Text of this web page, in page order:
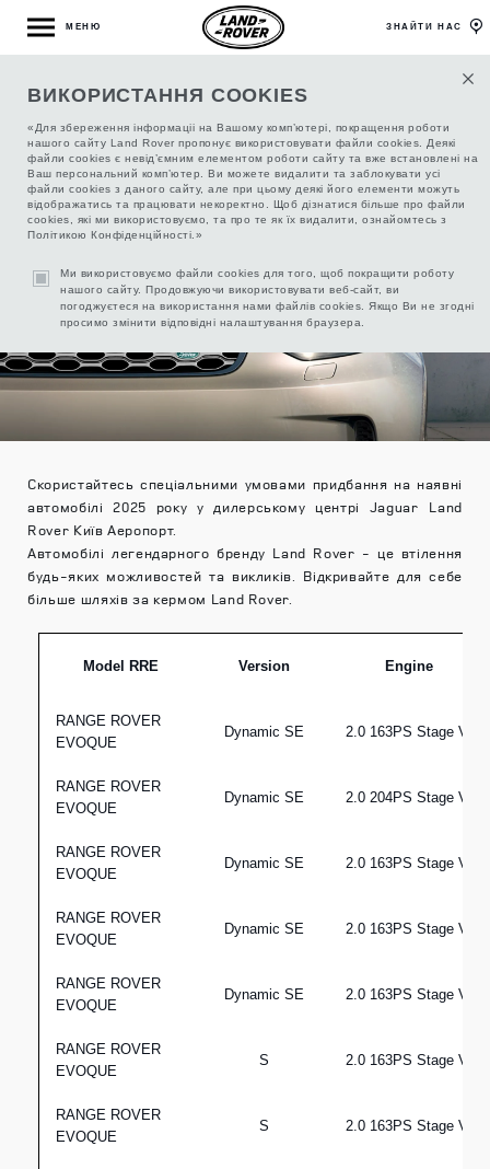
ВИКОРИСТАННЯ COOKIES
«Для збереження інформаціі на Вашому комп’ютері, покращення роботи
нашого сайту Land Rover пропонує використовувати файли cookies. Деякі
файли cookies є невід’ємним елементом роботи сайту та вже встановлені на
Ваш персональний комп’ютер. Ви можете видалити та заблокувати усі
файли cookies з даного сайту, але при цьому деякі його елементи можуть
відображатись та працювати некоректно. Щоб дізнатися більше про файли
cookies, які ми використовуємо, та про те як їх видалити, ознайомтесь з
Політикою Конфіденційності.»
Ми використовуємо файли cookies для того, щоб покращити роботу
нашого сайту. Продовжуючи використовувати веб-сайт, ви
погоджуєтеся на використання нами файлів cookies. Якщо Ви не згодні
просимо змінити відповідні налаштування браузера.
МЕНЮ ЗНАЙТИ НАС
СПЕЦІАЛЬНІ УМОВИ ПРИДБАННЯ АВТО 2025
РОКУ
Скористайтесь спеціальними умовами придбання на наявні
автомобілі 2025 року у дилерському центрі Jaguar
Land
Rover Київ Аеропорт.
Автомобілі легендарного бренду Land Rover - це втілення
будь-яких можливостей та викликів. Відкривайте для себе
більше шляхів за кермом Land Rover.
Model RRE Version Engine
RANGE ROVER
EVOQUE
Dynamic SE 2.0 163PS Stage VI
RANGE ROVER
EVOQUE
Dynamic SE 2.0 204PS Stage VI
RANGE ROVER
EVOQUE
Dynamic SE 2.0 163PS Stage VI
RANGE ROVER
EVOQUE
Dynamic SE 2.0 163PS Stage VI
RANGE ROVER
EVOQUE
Dynamic SE 2.0 163PS Stage VI
RANGE ROVER
EVOQUE
S 2.0 163PS Stage VI
RANGE ROVER
EVOQUE
S 2.0 163PS Stage VI